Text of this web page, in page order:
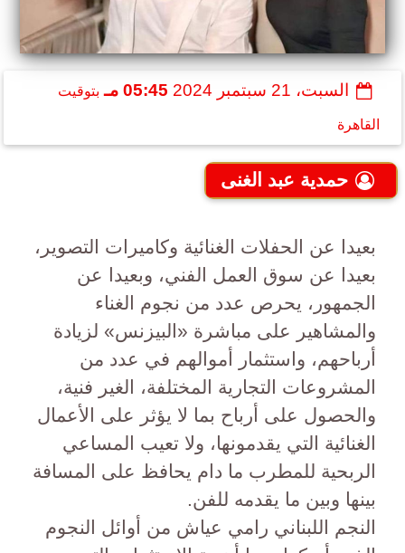
السبت، 21 سبتمبر 2024 05:45 مـ بتوقيت
القاهرة
حمدية عبد الغنى
بعيدا عن الحفلات الغنائية وكاميرات التصوير،
بعيدا عن سوق العمل الفني، وبعيدا عن
الجمهور، يحرص عدد من نجوم الغناء
والمشاهير على مباشرة «البيزنس» لزيادة
أرباحهم، واستثمار أموالهم في عدد من
المشروعات التجارية المختلفة، الغير فنية،
والحصول على أرباح بما لا يؤثر على الأعمال
الغنائية التي يقدمونها، ولا تعيب المساعي
الربحية للمطرب ما دام يحافظ على المسافة
بينها وبين ما يقدمه للفن.
النجم اللبناني رامي عياش من أوائل النجوم